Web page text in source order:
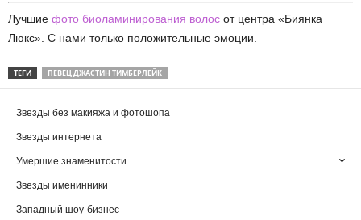
Лучшие фото биоламинирования волос от центра «Биянка
Люкс». С нами только положительные эмоции.
ТЕГИ ПЕВЕЦ ДЖАСТИН ТИМБЕРЛЕЙК
Звезды без макияжа и фотошопа
Звезды интернета
Умершие знаменитости
Звезды именинники
Западный шоу-бизнес